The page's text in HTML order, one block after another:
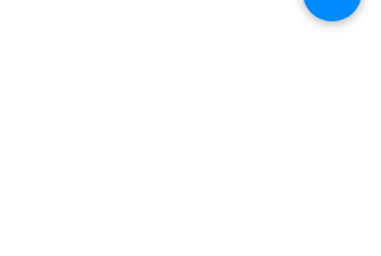
​株式会社ネオテクノロジー